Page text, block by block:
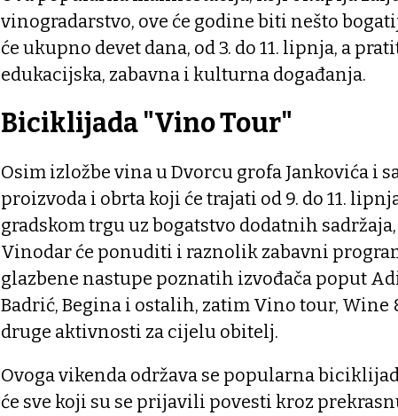
vinogradarstvo, ove će godine biti nešto
će ukupno devet dana, od 3. do 11. lipnja, a
edukacijska, zabavna i kulturna događanja.
Biciklijada "Vino Tour"
Osim izložbe vina u Dvorcu grofa Jankovića i
proizvoda i obrta koji će trajati od 9. do 11.
gradskom trgu uz bogatstvo dodatnih
Vinodar će ponuditi i raznolik zabavni
glazbene nastupe poznatih izvođača poput
Badrić, Begina i ostalih, zatim Vino tour, Wine
druge aktivnosti za cijelu obitelj.
Ovoga vikenda održava se popularna
će sve koji su se prijavili povesti kroz